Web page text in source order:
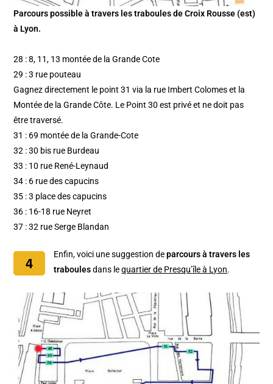
Parcours possible à travers les traboules de Croix Rousse (est)
à Lyon.
28 : 8, 11, 13 montée de la Grande Cote
29 : 3 rue pouteau
Gagnez directement le point 31 via la rue Imbert Colomes et la
Montée de la Grande Côte. Le Point 30 est privé et ne doit pas
être traversé.
31 : 69 montée de la Grande-Cote
32 : 30 bis rue Burdeau
33 : 10 rue René-Leynaud
34 : 6 rue des capucins
35 : 3 place des capucins
36 : 16-18 rue Neyret
37 : 32 rue Serge Blandan
Enfin, voici une suggestion deparcours à travers les
traboulesdans lequartier de Presqu’île à Lyon.